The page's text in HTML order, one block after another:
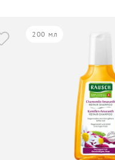
200 мл